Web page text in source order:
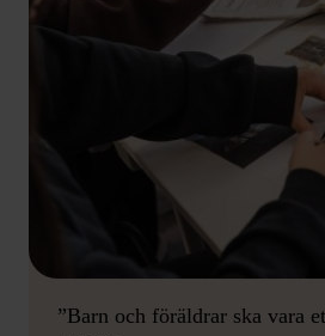
”Barn och föräldrar ska vara